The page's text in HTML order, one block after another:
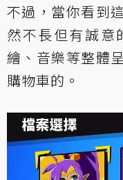
不過，當你看到
然不長但有誠意
繪、音樂等整體
購物車的。